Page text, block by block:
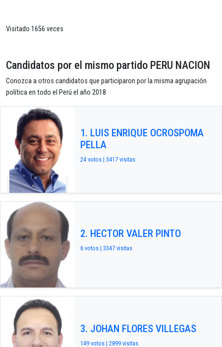
Visitado 1656 veces
Candidatos por el mismo partido PERU NACION
Conozca a otros candidatos que participaron por la misma agrupación
política en todo el Perú el año 2018
1. LUIS ENRIQUE OCROSPOMA
PELLA
24 votos | 3417 visitas
2. HECTOR VALER PINTO
6 votos | 3347 visitas
3. JOHAN FLORES VILLEGAS
149 votos | 2899 visitas